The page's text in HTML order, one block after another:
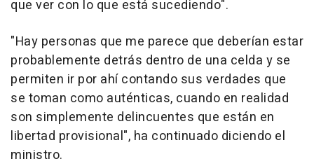
que ver con lo que está sucediendo".
"Hay personas que me parece que deberían estar
probablemente detrás dentro de una celda y se
permiten ir por ahí contando sus verdades que
se toman como auténticas, cuando en realidad
son simplemente delincuentes que están en
libertad provisional", ha continuado diciendo el
ministro.